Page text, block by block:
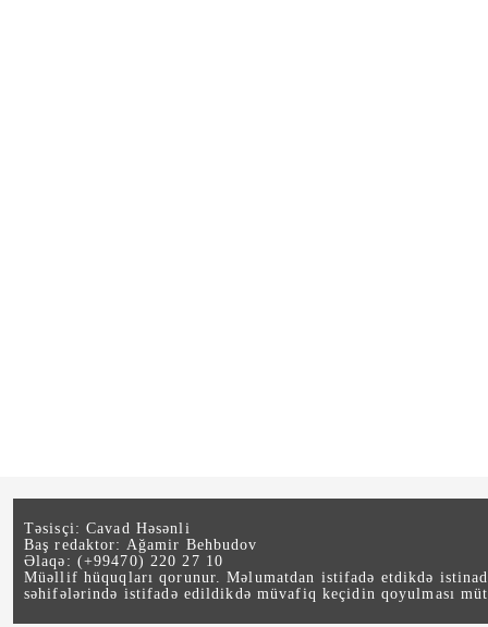
Təsisçi: Cavad Həsənli
Baş redaktor: Ağamir Behbudov
Əlaqə: (+99470) 220 27 10
Müəllif hüquqları qorunur. Məlumatdan istifadə etdikdə
səhifələrində istifadə edildikdə müvafiq keçidin qoyulması